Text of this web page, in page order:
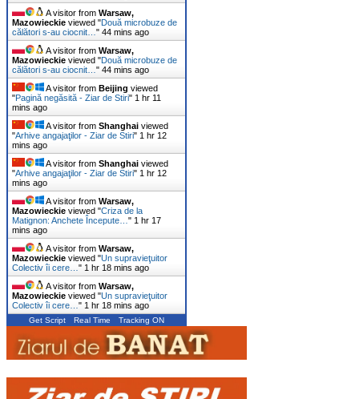
A visitor from Warsaw,
Mazowieckie viewed "Două microbuze de
călători s-au ciocnit… " 44 mins ago
A visitor from Warsaw,
Mazowieckie viewed "Două microbuze de
călători s-au ciocnit… " 44 mins ago
A visitor from Beijing viewed
"Pagină negăsită - Ziar de Stiri" 1 hr 11
mins ago
A visitor from Shanghai viewed
"Arhive angajaţilor - Ziar de Stiri" 1 hr 12
mins ago
A visitor from Shanghai viewed
"Arhive angajaţilor - Ziar de Stiri" 1 hr 12
mins ago
A visitor from Warsaw,
Mazowieckie viewed "Criza de la
Matignon: Anchete Începute… " 1 hr 17
mins ago
A visitor from Warsaw,
Mazowieckie viewed "Un supravieţuitor
Colectiv îi cere… " 1 hr 18 mins ago
A visitor from Warsaw,
Mazowieckie viewed "Un supravieţuitor
Colectiv îi cere… " 1 hr 18 mins ago
Get Script Real Time Tracking ON